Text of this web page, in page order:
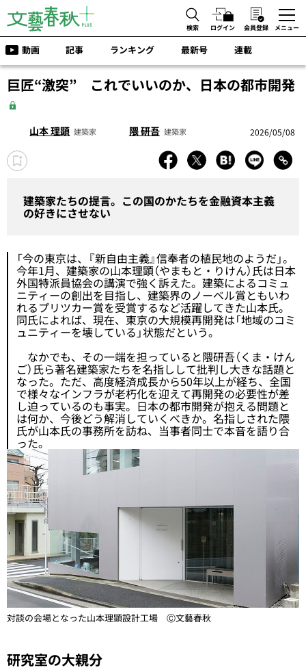
検索 ログイン 会員登録 メニュー
動画 記事 ランキング 最新号 連載
巨匠“激突” これでいいのか、日本の都市開発
山本 理顕 建築家 隈 研吾 建築家 2026/05/08
建築家たちの提言。この国のかたちを金融資本主義
の好きにさせない
「今の東京は、『新自由主義』信奉者の植民地のようだ」。
今年1月、建築家の山本理顕（やまもと・りけん）氏は日本
外国特派員協会の講演で強く訴えた。建築によるコミュ
ニティーの創出を目指し、建築界のノーベル賞ともいわ
れるプリツカー賞を受賞するなど活躍してきた山本氏。
同氏によれば、現在、東京の大規模再開発は「地域のコミ
ュニティーを壊している」状態だという。
なかでも、その一端を担っていると隈研吾（くま・けん
ご）氏ら著名建築家たちを名指しして批判し大きな話題と
なった。ただ、高度経済成長から50年以上が経ち、全国
で様々なインフラが老朽化を迎えて再開発の必要性が差
し迫っているのも事実。日本の都市開発が抱える問題と
は何か、今後どう解消していくべきか。名指しされた隈
氏が山本氏の事務所を訪ね、当事者同士で本音を語り合
った。
対談の会場となった山本理顕設計工場 Ⓒ文藝春秋
研究室の大親分